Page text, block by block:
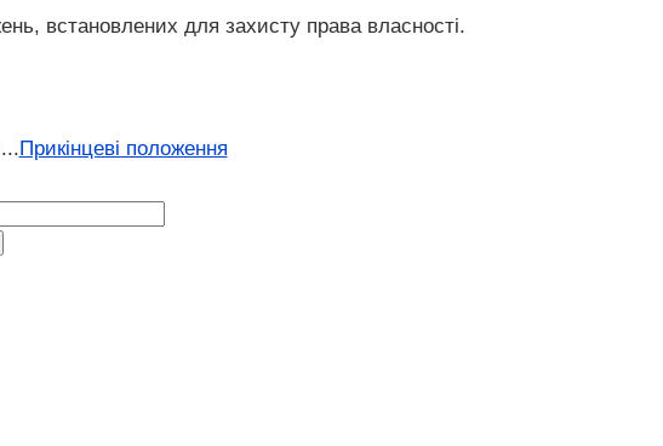
встановлених для захисту права власності.
...Прикінцеві положення